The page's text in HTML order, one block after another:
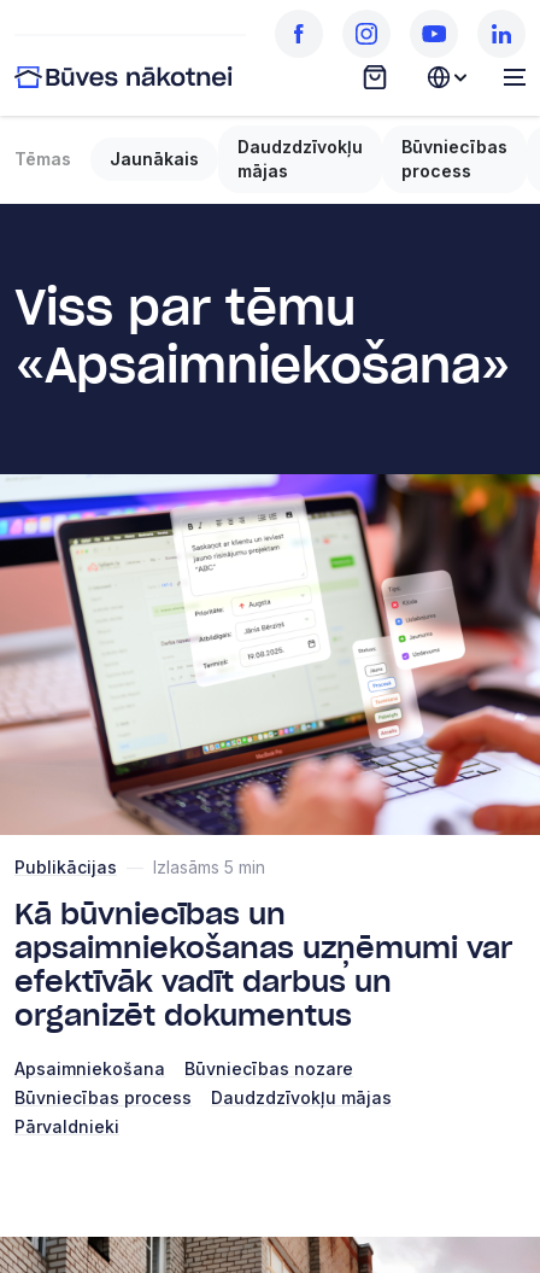
Tēmas Jaunākais
Daudzdzīvokļu
mājas
Būvniecības
process
Viss par tēmu
«Apsaimniekošana»
Publikācijas Izlasāms 5 min
Kā būvniecības un
apsaimniekošanas uzņēmumi var
efektīvāk vadīt darbus un
organizēt dokumentus
Apsaimniekošana
Būvniecības nozare
Būvniecības process
Daudzdzīvokļu mājas
Pārvaldnieki